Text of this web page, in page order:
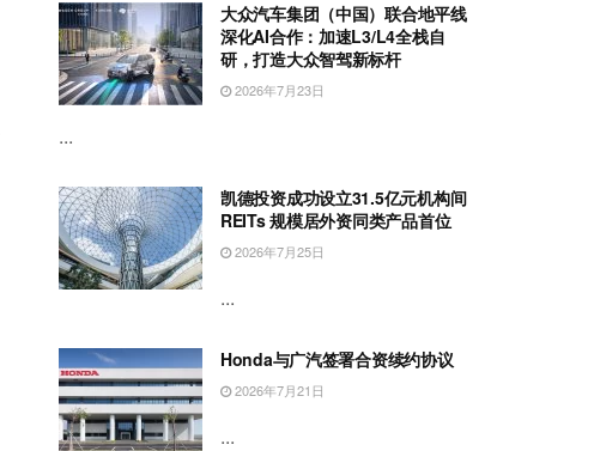
大众汽车集团（中国）联合地平线
深化AI合作：加速L3/L4全栈自
研，打造大众智驾新标杆
2026年7月23日
...
凯德投资成功设立31.5亿元机构间
REITs 规模居外资同类产品首位
2026年7月25日
...
Honda与广汽签署合资续约协议
2026年7月21日
...